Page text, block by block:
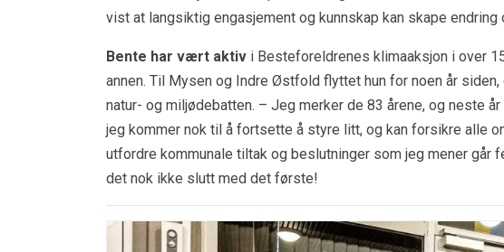
vist at langsiktig engasjement og kunnskap kan skape endring
Bente har vært aktiv i Besteforeldrenes klimaaksjon i over
annen. Til Mysen og Indre Østfold flyttet hun for noen år
natur- og miljødebatten. – Jeg merker de 83 årene, og neste
jeg kommer nok til å fortsette å styre litt, og kan forsikre alle
utfordre kommunale tiltak og beslutninger som jeg mener
det nok ikke slutt med det første!